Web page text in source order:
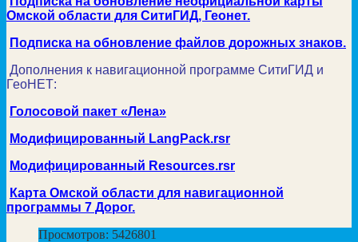
Омской области для СитиГИД, Геонет.
Подписка на обновление файлов дорожных знаков.
Дополнения к навигационной программе СитиГИД и
ГеоНЕТ:
Голосовой пакет «Лена»
Модифицированный LangPack.rsr
Модифицированный Resources.rsr
Карта Омской области для навигационной
программы 7 Дорог.
Просмотров: 5426801